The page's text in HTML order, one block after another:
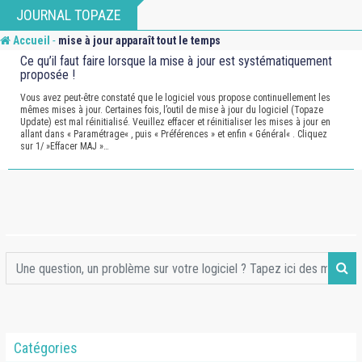
to
content
JOURNAL TOPAZE
Accueil - mise à jour apparaît tout le temps
Ce qu’il faut faire lorsque la mise à jour est systématiquement
proposée !
Vous avez peut-être constaté que le logiciel vous propose continuellement les
mêmes mises à jour. Certaines fois, l’outil de mise à jour du logiciel (Topaze
Update) est mal réinitialisé. Veuillez effacer et réinitialiser les mises à jour en
allant dans « Paramétrage« , puis « Préférences » et enfin « Général« . Cliquez
sur 1/ »Effacer MAJ »…
Catégories